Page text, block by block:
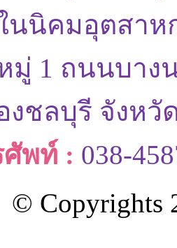
นนิคมอุตสาห
มู่ 1 ถนนบาง
งชลบุรี จังห
ศัพท์ : 038-
© Copyrights